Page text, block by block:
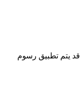
قد يتم تطبيق رسوم